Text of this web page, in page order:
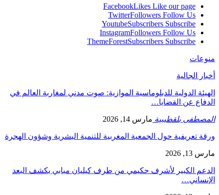
FacebookLikes Like our page
TwitterFollowers Follow Us
YoutubeSubscribers Subscribe
InstagramFollowers Follow Us
ThemeForestSubscribers Subscribe
منوعات
أخبار الجالية
الهيئة الدولية للدبلوماسية الموازية: صوت مدني لمغاربة العالم في
الدفاع عن القضايا…
المصطفى بلقطيبية مارس 14, 2026
ورقة تعريفية حول الجمعية المغربية للتنمية البشرية وشؤون الهجرة
مارس 13, 2026
الدعم الكبير لأشرف حكيمي من طرف كيليان مبابي يكشف البعد
الإنساني…